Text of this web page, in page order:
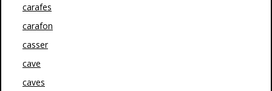
carafes
carafon
casser
cave
caves